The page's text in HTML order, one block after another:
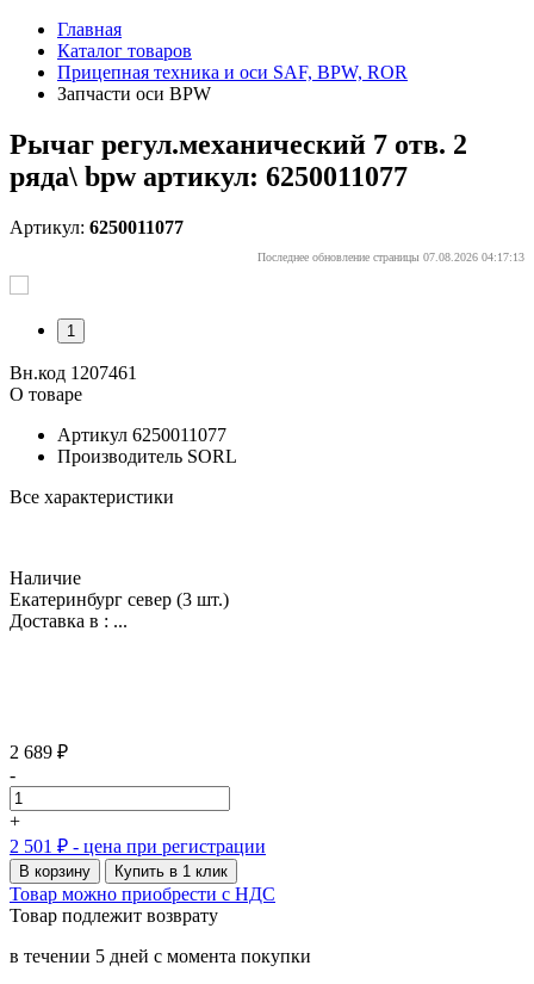
Главная
Каталог товаров
Прицепная техника и оси SAF, BPW, ROR
Запчасти оси BPW
Рычаг регул.механический 7 отв. 2
ряда\ bpw артикул: 6250011077
Артикул: 6250011077
Последнее обновление страницы 07.08.2026 04:17:13
1
Вн.код 1207461
О товаре
Артикул 6250011077
Производитель SORL
Все характеристики
Наличие
Екатеринбург север (3 шт.)
Доставка в : ...
2 689 ₽
-
+
2 501 ₽ - цена при регистрации
В корзину Купить в 1 клик
Товар можно приобрести с НДС
Товар подлежит возврату
в течении 5 дней с момента покупки